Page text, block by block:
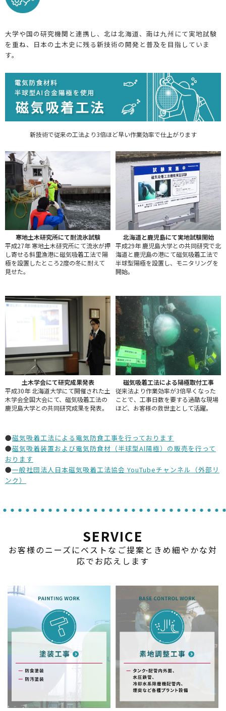
大学や国の研究機関と連携し、北は北海道、南は九州にて実地試験
を重ね、日本の土木史に残る新技術の開発と普及を目指していま
す。
新技術で従来の工法より3倍ほど早い作業効率で仕上がります
寒地土木研究所にて耐流氷試験
平成27年 寒地土木研究所にて流氷が押
し寄せる斜里漁港に磁気吸着工法で陽
極を設置したところ2度の冬に耐えて
見せた。
北海道と鹿児島にて実地試験開始
平成29年 鹿児島大学との共同研究で北
海道と鹿児島の港にて磁気吸着工法で
半球型陽極を設置し、モニタリングを
開始。
土木学会にて研究成果発表
平成30年 北海道大学にて開催された土
木学会全国大会にて、磁気吸着工法の
鹿児島大学との共同研究成果を発表。
磁気吸着工法による陽極取付工事
従来法より作業効率が3倍早くなった
ことで、工事日数を要する過酷な現場
ほど、お客様の救世主として活躍。
●磁気吸着工法による電気防食工事を行っております
●磁気吸着装置および電気防食材（半球型Al陽極）の販売を行って
おります
●一般社団法人日本磁気吸着工法協会 YouTubeチャンネル（外部リ
ンク）
SERVICE
お客様のニーズにベストなご提案ときめ細やかな対
応でお応えします